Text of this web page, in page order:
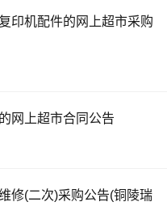
印机配件的网上超市采购
网上超市合同公告
修(二次)采购公告(铜陵瑞